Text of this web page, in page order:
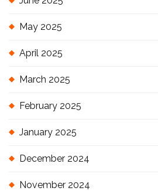
May 2025
April 2025
March 2025
February 2025
January 2025
December 2024
November 2024